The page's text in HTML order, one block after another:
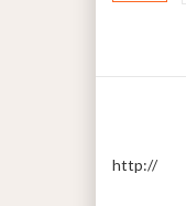
http://